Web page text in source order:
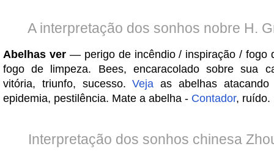
A interpretação dos sonhos nobre H.
Abelhas ver— perigo de incêndio / inspiração / fogo
fogo de limpeza. Bees, encaracolado sobre sua
vitória, triunfo, sucesso.Veja as abelhas
epidemia, pestilência. Mate a abelha - Contador, ruído.
Interpretação dos sonhos chinesa